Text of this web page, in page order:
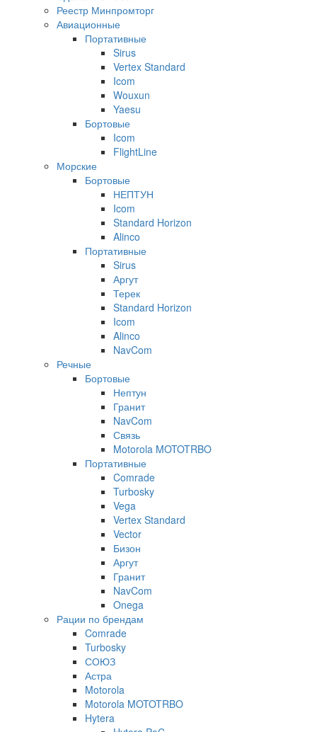
Реестр Минпромторг
Авиационные
Портативные
Sirus
Vertex Standard
Icom
Wouxun
Yaesu
Бортовые
Icom
FlightLine
Морские
Бортовые
НЕПТУН
Icom
Standard Horizon
Alinco
Портативные
Sirus
Аргут
Терек
Standard Horizon
Icom
Alinco
NavCom
Речные
Бортовые
Нептун
Гранит
NavCom
Связь
Motorola MOTOTRBO
Портативные
Comrade
Turbosky
Vega
Vertex Standard
Vector
Бизон
Аргут
Гранит
NavCom
Onega
Рации по брендам
Comrade
Turbosky
СОЮЗ
Астра
Motorola
Motorola MOTOTRBO
Hytera